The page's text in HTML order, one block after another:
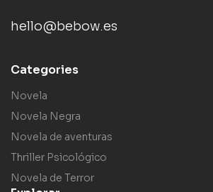
hello@bebow.es
Categories
Novela
Novela Negra
Novela de aventuras
Thriller Psicológico
Novela de Terror